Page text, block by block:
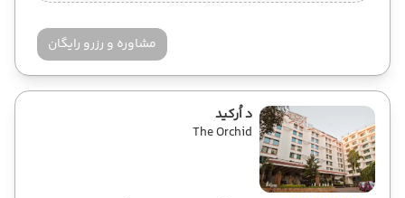
مشاوره و رزرو رایگان
د اُرکید
The Orchid